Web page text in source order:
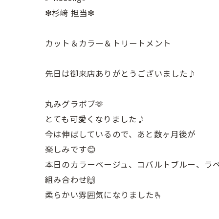
❇︎杉﨑 担当❇︎
カット＆カラー＆トリートメント
先日は御来店ありがとうございました♪
丸みグラボブ🫶
とても可愛くなりました♪
今は伸ばしているので、あと数ヶ月後が
楽しみです😊
本日のカラーベージュ、コバルトブルー、ラ
組み合わせ🙌
柔らかい雰囲気になりました🫰